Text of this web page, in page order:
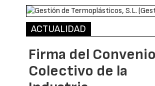
ACTUALIDAD
Firma del Convenio
Colectivo de la